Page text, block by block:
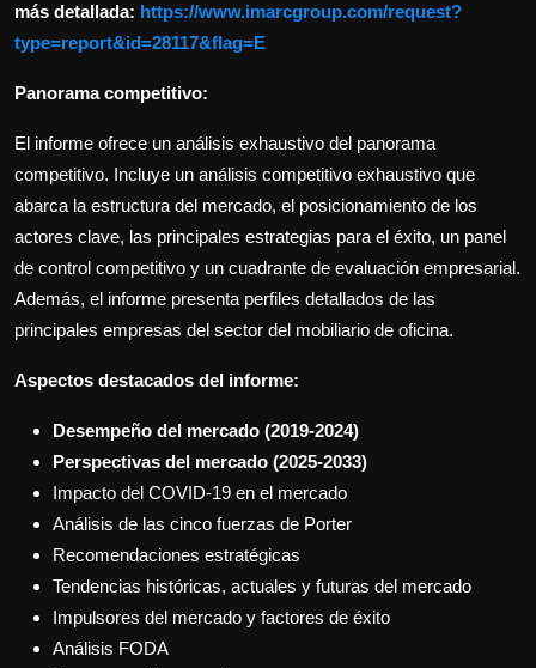
más detallada: https://www.imarcgroup.com/request?
type=report&id=28117&flag=E
Panorama competitivo:
El informe ofrece un análisis exhaustivo del panorama
competitivo. Incluye un análisis competitivo exhaustivo que
abarca la estructura del mercado, el posicionamiento de los
actores clave, las principales estrategias para el éxito, un panel
de control competitivo y un cuadrante de evaluación empresarial.
Además, el informe presenta perfiles detallados de las
principales empresas del sector del mobiliario de oficina.
Aspectos destacados del informe:
Desempeño del mercado (2019-2024)
Perspectivas del mercado (2025-2033)
Impacto del COVID-19 en el mercado
Análisis de las cinco fuerzas de Porter
Recomendaciones estratégicas
Tendencias históricas, actuales y futuras del mercado
Impulsores del mercado y factores de éxito
Análisis FODA